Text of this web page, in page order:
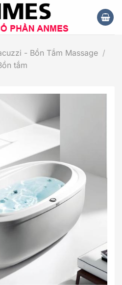
- Bồn Tắm Massage /
tắm